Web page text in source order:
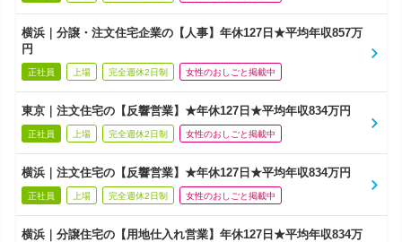
横浜｜分譲・注文住宅企業の【人事】年休127日★平均年収857万
円
正社員 上場 完全週休2日制 女性のおしごと掲載中
東京｜注文住宅の【反響営業】★年休127日★平均年収834万円
正社員 上場 完全週休2日制 女性のおしごと掲載中
横浜｜注文住宅の【反響営業】★年休127日★平均年収834万円
正社員 上場 完全週休2日制 女性のおしごと掲載中
横浜｜分譲住宅の【用地仕入れ営業】年休127日★平均年収834万